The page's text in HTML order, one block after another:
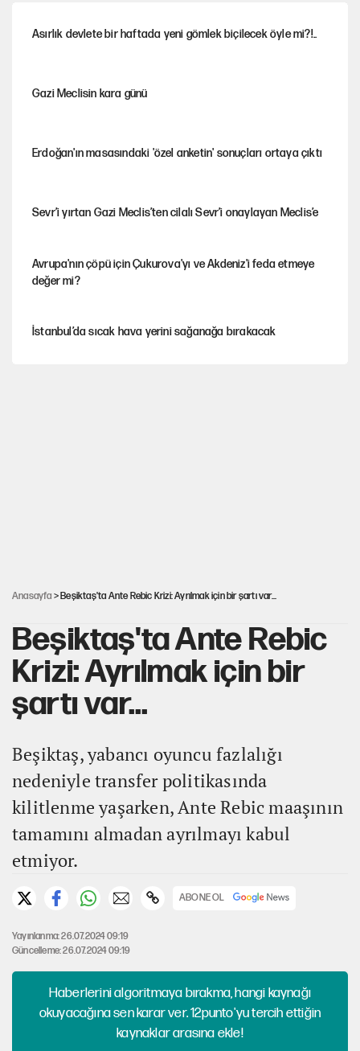
Asırlık devlete bir haftada yeni gömlek biçilecek öyle mi?!..
Gazi Meclisin kara günü
Erdoğan'ın masasındaki 'özel anketin' sonuçları ortaya çıktı
Sevr’i yırtan Gazi Meclis’ten cilalı Sevr’i onaylayan Meclis’e
Avrupa'nın çöpü için Çukurova'yı ve Akdeniz'i feda etmeye
değer mi?
İstanbul’da sıcak hava yerini sağanağa bırakacak
Anasayfa > Beşiktaş'ta Ante Rebic Krizi: Ayrılmak için bir şartı var...
Beşiktaş'ta Ante Rebic
Krizi: Ayrılmak için bir
şartı var...
Beşiktaş, yabancı oyuncu fazlalığı
nedeniyle transfer politikasında
kilitlenme yaşarken, Ante Rebic maaşının
tamamını almadan ayrılmayı kabul
etmiyor.
ABONE OL
Yayınlanma: 26.07.2024 09:19
Güncelleme: 26.07.2024 09:19
Haberlerini algoritmaya bırakma, hangi kaynağı
okuyacağına sen karar ver. 12punto'yu tercih ettiğin
kaynaklar arasına ekle!